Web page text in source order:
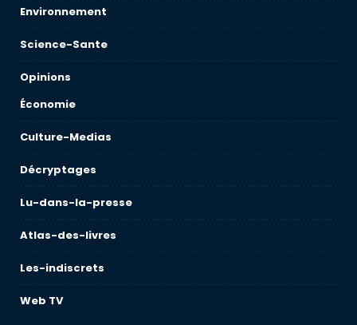
Environnement
Science-Sante
Opinions
Économie
Culture-Medias
Décryptages
Lu-dans-la-presse
Atlas-des-livres
Les-indiscrets
Web TV